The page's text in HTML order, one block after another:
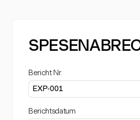
Bericht Nr.
Berichtsdatum